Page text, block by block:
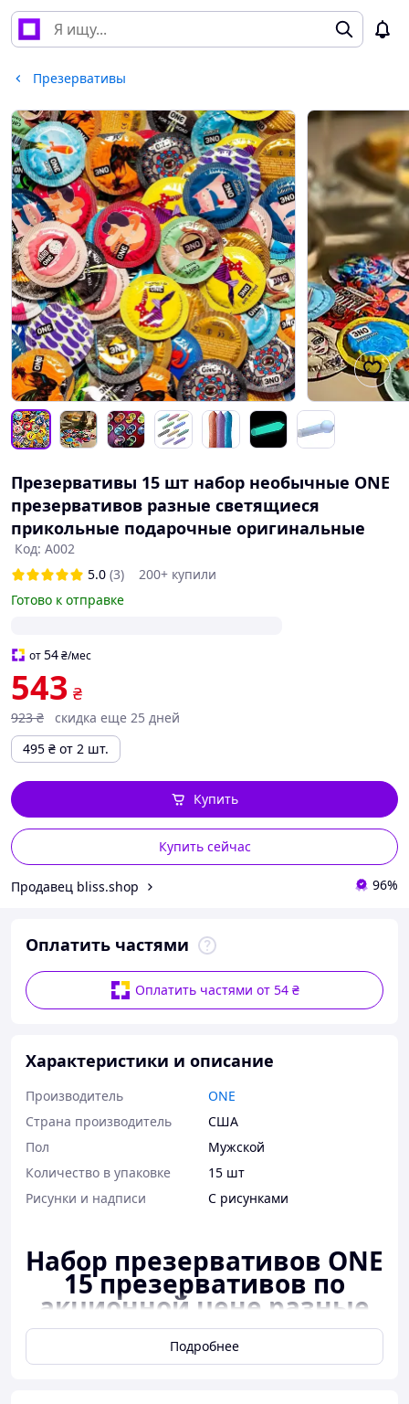
Презервативы
Презервативы 15 шт набор необычные ONE
презервативов разные светящиеся
прикольные подарочные оригинальные
Код: A002
5.0 (3)
200+ купили
Готово к отправке
от54₴/мес
543 ₴
923 ₴
скидка еще 25 дней
495 ₴ от 2 шт.
Купить сейчас
Купить
Продавец bliss.shop 96%
Оплатить частями
Оплатить частями от 54 ₴
Характеристики и описание
Производитель
ONE
Страна производитель
США
Пол
Мужской
Количество в упаковке
15 шт
Рисунки и надписи
С рисунками
Набор презервативов ONE
15 презервативов по
акционной цене разные
вкусы светящиеся и
другие
Подробнее